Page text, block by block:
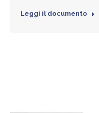
Leggi il documento